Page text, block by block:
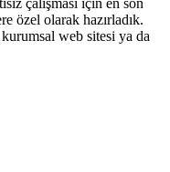
çalışması için en son
özel olarak hazırladık.
web sitesi ya da